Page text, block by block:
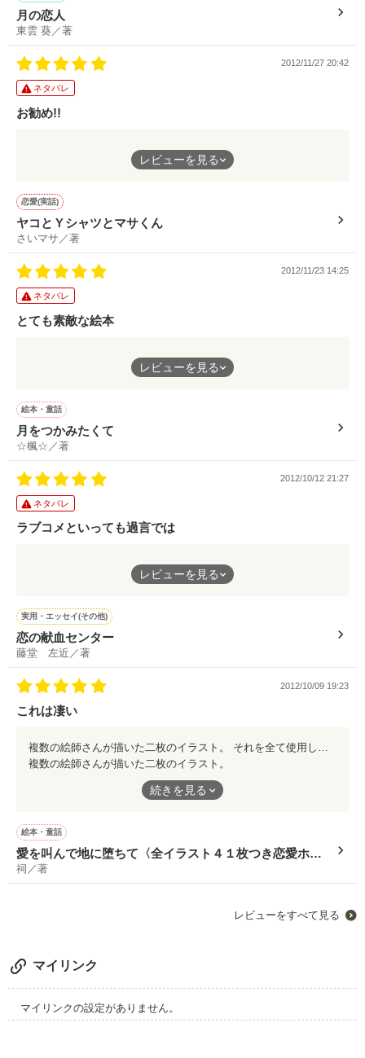
作品を読む
さいマサ様
泉ヒカル様
谷中 しま様
東山桃子様
ジウ様
東雲 葵様
野原つくし様
葉月りゅう様
ありがとうございました!!
*** 2010/06/22 Start ***
*** 2012/12/13 Fin ***
（作品No.5）
･:*【祝】*:･
2013/01/29
Berry's Cafeで
*　*　*　*　*　*　*　*　*　*　*
初めての企画参加作品です。
【企画】花火の集い
●作中に花火を必ず出すこと
●短編であること（50P以内）
*** 2010/07/08 Start & Fin. ***
*** 2010/07/11 Bonus. ***
（作品No.6）
海風　ホタテさま
bikkeさま
ａＮサマ
素敵で感慨深いレビューを、
ありがとうございました。ﾟﾟ(´□｀｡)°ﾟ。
作品を読む
眩しい光、突き抜けるような空、
時にはじっとりした湿り気、
だけど暑苦しくはなくて、清々しく爽やかな夏を
ヒシヒシと感じました。
小さい頃から大好きな男の子。
ずっと守ってくれていた弟の告白。
正解なんてない物語が進む中、
彼女が弟にかけた言葉とは。
何かが壊れることしか想定できなかった中
それが嬉しく裏切られました。
紡ぎだされる丁寧で
音楽にまで酔わせてくれる文章力に脱帽です。
月の恋人
東雲 葵／著
2012/11/27 20:42
ネタバレ
お勧め!!
ちゃんと「リディア」のお話も絡ませつつ、
現実も上手いこと絡ませるところは
敏感で過敏にもなっちゃうヤコさん、
二人がとっても自然で楽しかったです♪
なんだよ、マサくん、ヤコさんにメロメロだなー( *´艸`)
レビューを見る
恋愛(実話)
ヤコとＹシャツとマサくん
さいマサ／著
2012/11/23 14:25
ネタバレ
とても素敵な絵本
周りが見えなかったのに
ふと気が付く支えや暖かさ。
絵本に相応しい、
伝わる何かがある、そんな
とても素敵な物語です。
レビューを見る
絵本・童話
月をつかみたくて
☆楓☆／著
2012/10/12 21:27
ネタバレ
ラブコメといっても過言では
思わず笑ってしまう、
でも、ちゃんと理屈が通って
引き込まれる強引さで、
面白いです!!
根性座った主人公、
ちょっと人間に溶け込み過ぎの吸血鬼、
してくださいました！
笑える、この楽しさをどうぞ♪
レビューを見る
実用・エッセイ(その他)
恋の献血センター
藤堂 左近／著
2012/10/09 19:23
これは凄い
複数の絵師さんが描いた二枚のイラスト。 それを全て使用した物語。 なんといっても、 絵師さん達は「二枚のイラストを用意する」というだけで描き、集まった41枚。テーマも関連もない自由に描いたイラストを、見事にひとつの物語に繋げてくださいました。 ストーリーもハッとする設定で、 イラストを見ながら読み進めるのが止まらなくなります。
複数の絵師さんが描いた二枚のイラスト。
それを全て使用した物語。
絵師さん達は「二枚のイラストを用意する」というだけで描き、
集まった41枚。テーマも関連もない自由に描いたイラストを、見
事にひとつの物語に繋げてくださいました。
イラストを見ながら読み進めるのが止まらなくなります。
続きを見る
絵本・童話
愛を叫んで地に堕ちて〈全イラスト４１枚つき恋愛ホラ
ー〉
祠／著
レビューをすべて見る
マイリンク
マイリンクの設定がありません。